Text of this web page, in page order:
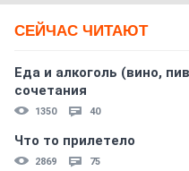
СЕЙЧАС ЧИТАЮТ
Еда и алкоголь (вино,
сочетания
1350 40
Что то прилетело
2869 75